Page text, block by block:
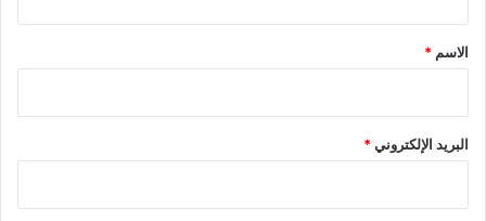
*
الاسم *
البريد الإلكتروني*